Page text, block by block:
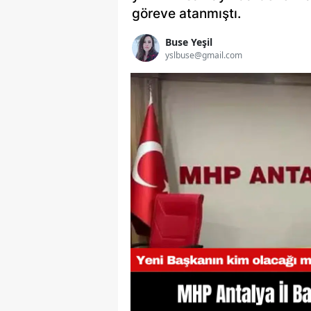
göreve atanmıştı.
Buse Yeşil
yslbuse@gmail.com